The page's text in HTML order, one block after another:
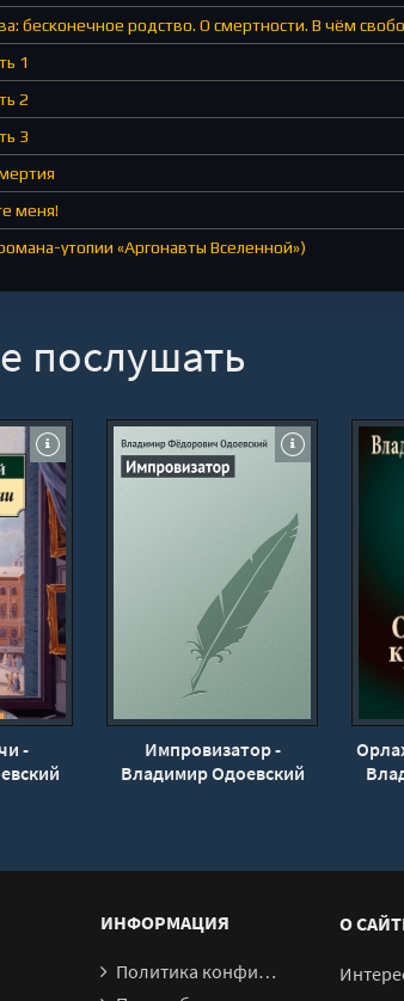
бесконечное родство. О смертности. В чём
1
2
3
меня!
утопии «Аргонавты Вселенной»)
послушать
-
Импровизатор -
Владимир Одоевский
ИНФОРМАЦИЯ
Политика конфиденциальности
О